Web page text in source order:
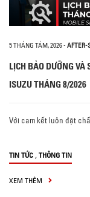
5 THÁNG TÁM, 2026- AFTER-
LỊCH BẢO DƯỠNG
ISUZU THÁNG 8/2026
Với cam kết luôn đặt
TIN TỨC , THÔNG TIN
XEM THÊM